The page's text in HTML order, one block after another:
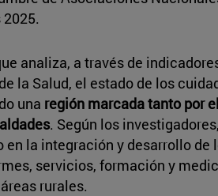
analiza, a través de
la Salud, el estado de los
una región marcada tanto por
. Según los
en la integración y desarrollo
servicios, formación y
rurales.